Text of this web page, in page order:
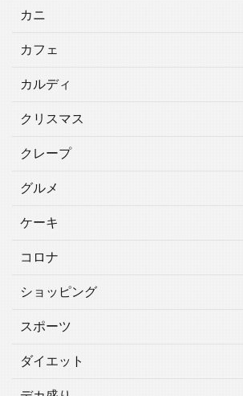
カニ
カフェ
カルディ
クリスマス
クレープ
グルメ
ケーキ
コロナ
ショッピング
スポーツ
ダイエット